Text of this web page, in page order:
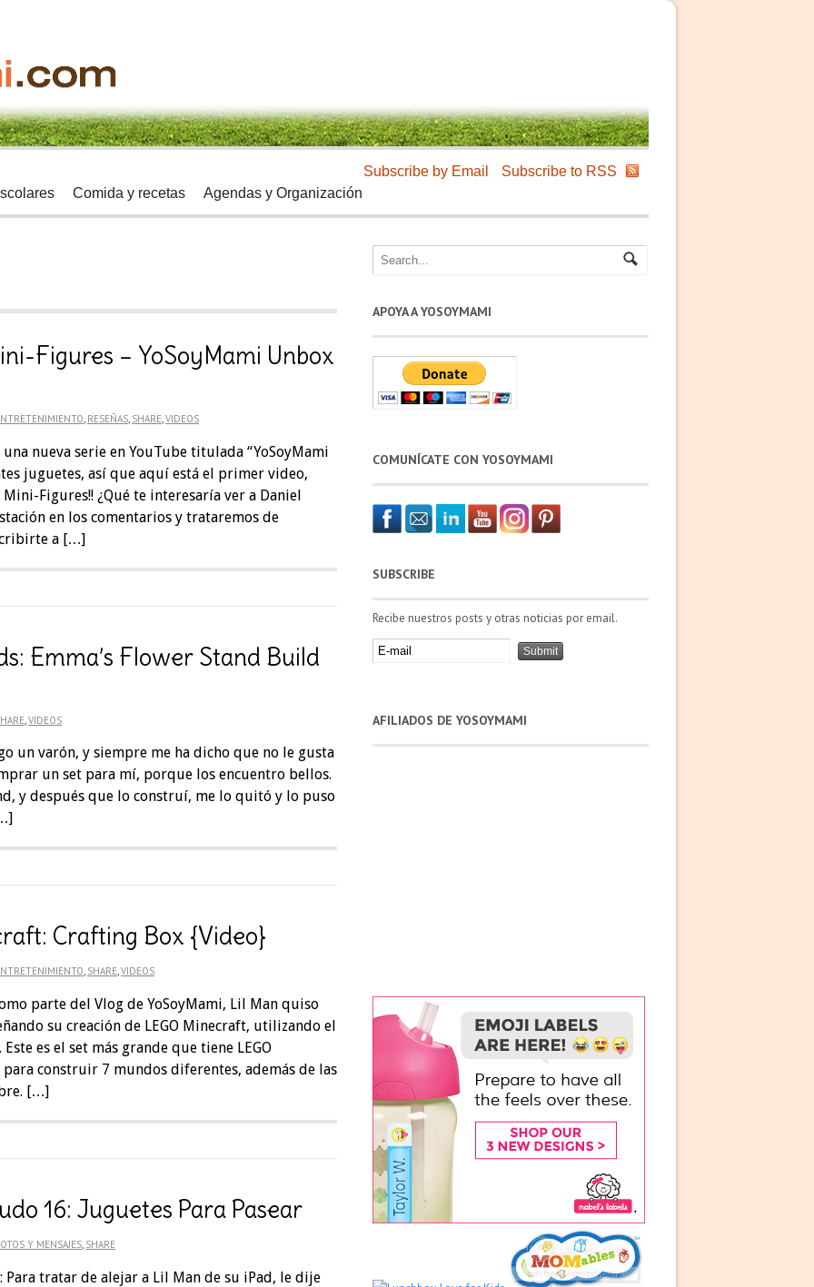
Subscribe by Email
Subscribe to RSS
Comida y recetas Agendas y Organización
Figures – YoSoyMami Unbox
, RESEÑAS, SHARE,VIDEOS
nueva serie en YouTube titulada “YoSoyMami
juguetes, así que aquí está el primer video,
Figures!! ¿Qué te interesaría ver a Daniel
en los comentarios y trataremos de
a […]
Emma’s Flower Stand Build
VIDEOS
un varón, y siempre me ha dicho que no le gusta
un set para mí, porque los encuentro bellos.
y después que lo construí, me lo quitó y lo puso
Crafting Box {Video}
, SHARE,VIDEOS
parte del Vlog de YoSoyMami, Lil Man quiso
su creación de LEGO Minecraft, utilizando el
es el set más grande que tiene LEGO
construir 7 mundos diferentes, además de las
[…]
16: Juguetes Para Pasear
Y MENSAJES, SHARE
Para tratar de alejar a Lil Man de su iPad, le dije
APOYA A YOSOYMAMI
COMUNÍCATE CON YOSOYMAMI
SUBSCRIBE
Recibe nuestros posts y otras noticias por email.
AFILIADOS DE YOSOYMAMI